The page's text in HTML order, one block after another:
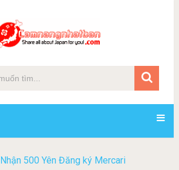
Nhận 500 Yên Đăng ký Mercari